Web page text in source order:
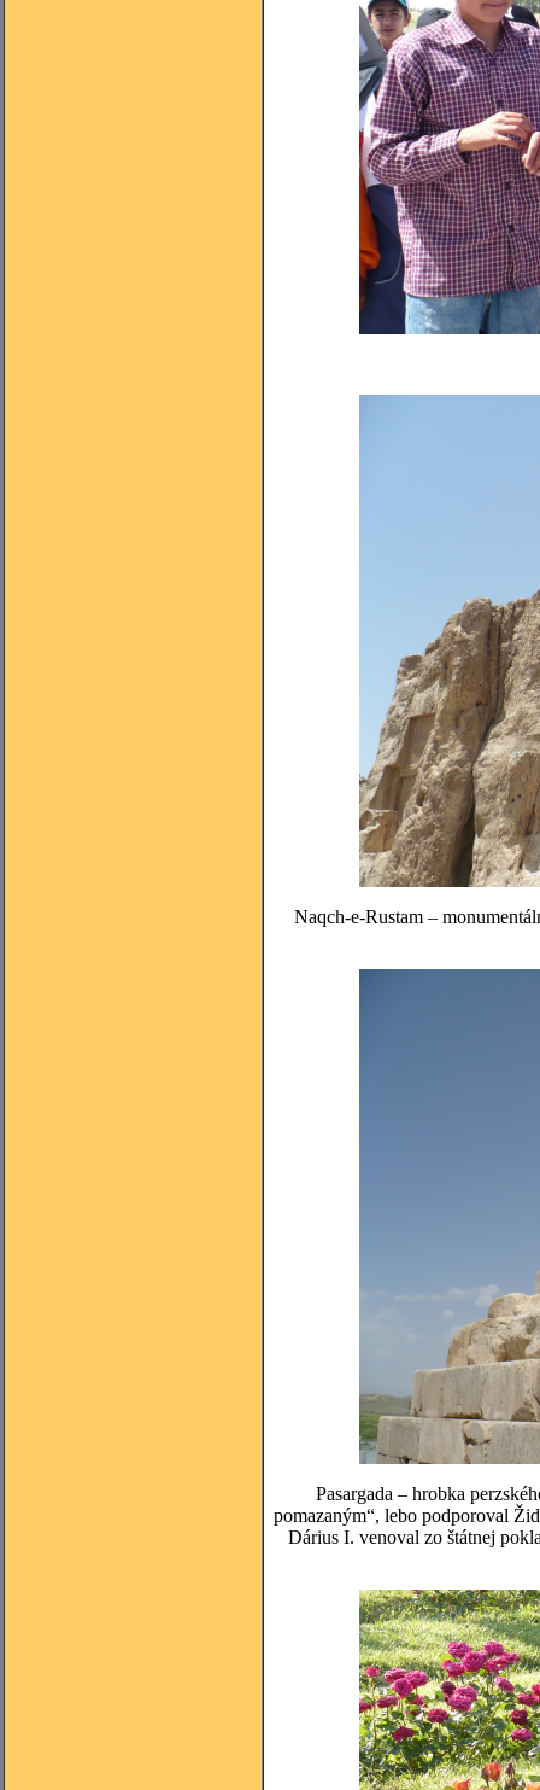
Naqch-e-Rustam –
Pasargada – hrobka
pomazaným“, lebo podporoval
Dárius I. venoval zo štátnej